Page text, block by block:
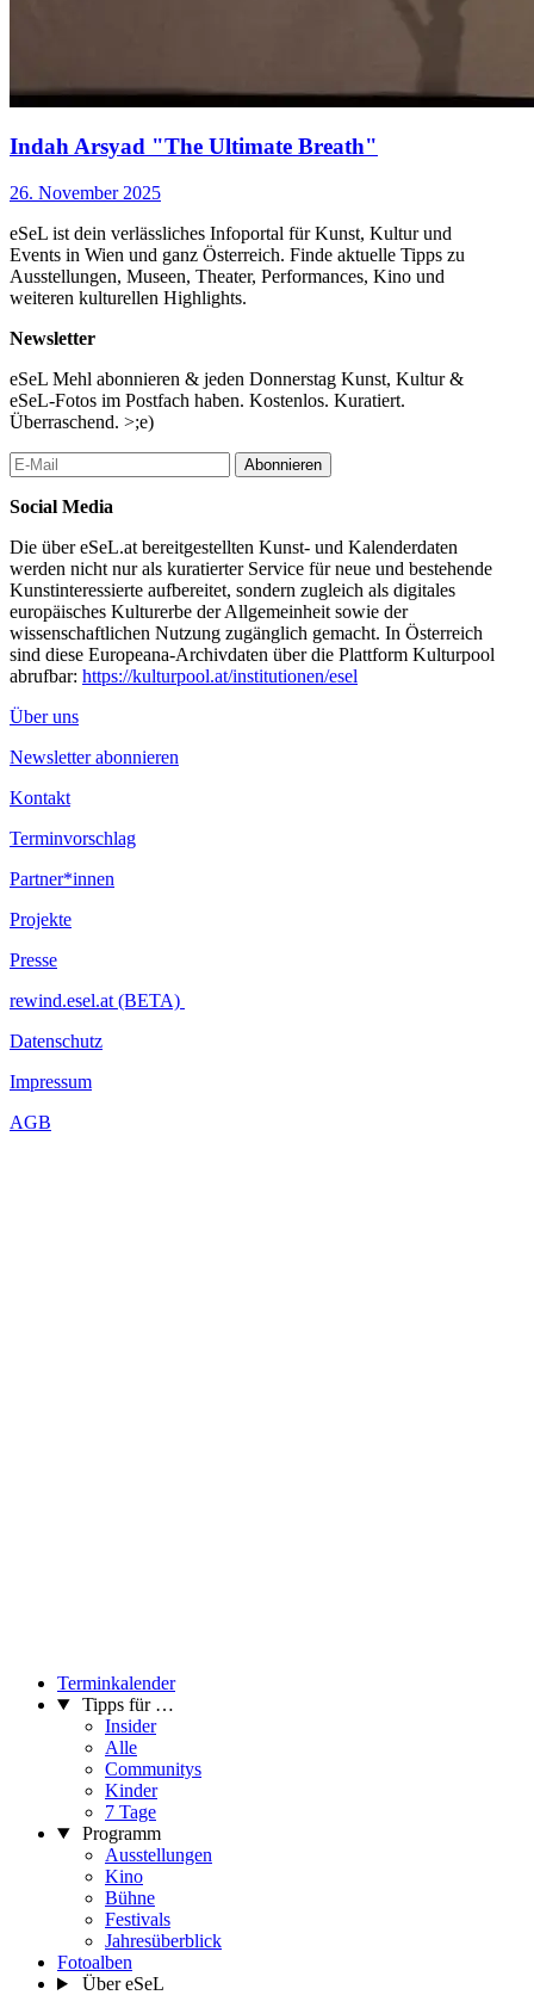
Indah Arsyad "The Ultimate Breath"
26. November 2025
eSeL ist dein verlässliches Infoportal für Kunst, Kultur und
Events in Wien und ganz Österreich. Finde aktuelle Tipps zu
Ausstellungen, Museen, Theater, Performances, Kino und
weiteren kulturellen Highlights.
Newsletter
eSeL Mehl abonnieren & jeden Donnerstag Kunst, Kultur &
eSeL-Fotos im Postfach haben. Kostenlos. Kuratiert.
Überraschend. >;e)
Abonnieren
Social Media
Die über eSeL.at bereitgestellten Kunst- und Kalenderdaten
werden nicht nur als kuratierter Service für neue und bestehende
Kunstinteressierte aufbereitet, sondern zugleich als digitales
europäisches Kulturerbe der Allgemeinheit sowie der
wissenschaftlichen Nutzung zugänglich gemacht. In Österreich
sind diese Europeana-Archivdaten über die Plattform Kulturpool
abrufbar: https://kulturpool.at/institutionen/esel
Über uns
Newsletter abonnieren
Kontakt
Terminvorschlag
Partner*innen
Projekte
Presse
rewind.esel.at (BETA)
Datenschutz
Impressum
AGB
Terminkalender
Tipps für …
Insider
Alle
Communitys
Kinder
7 Tage
Programm
Ausstellungen
Kino
Bühne
Festivals
Jahresüberblick
Fotoalben
Über eSeL